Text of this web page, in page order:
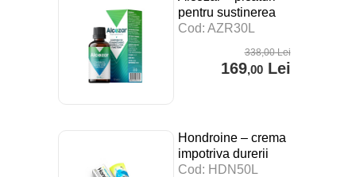
pentru sustinerea
digestiei, a
impotriva stresului –
Cod: AZR30L
338,00Lei
169,00Lei
Hondroine – crema
impotriva durerii
articulare – 50 ml
Cod: HDN50L